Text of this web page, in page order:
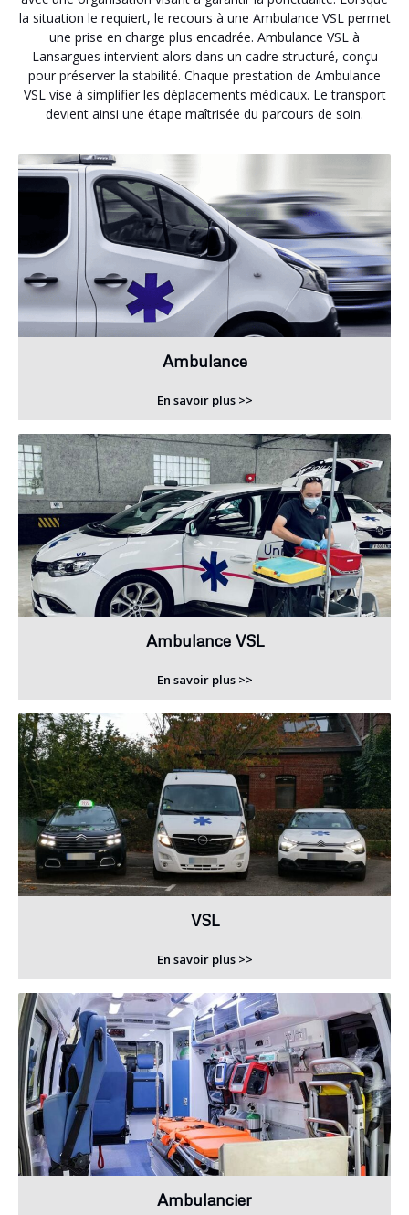
la situation le requiert, le recours à une Ambulance VSL permet
une prise en charge plus encadrée. Ambulance VSL à
Lansargues intervient alors dans un cadre structuré, conçu
pour préserver la stabilité. Chaque prestation de Ambulance
VSL vise à simplifier les déplacements médicaux. Le transport
devient ainsi une étape maîtrisée du parcours de soin.
Ambulance
En savoir plus >>
Ambulance VSL
En savoir plus >>
VSL
En savoir plus >>
Ambulancier